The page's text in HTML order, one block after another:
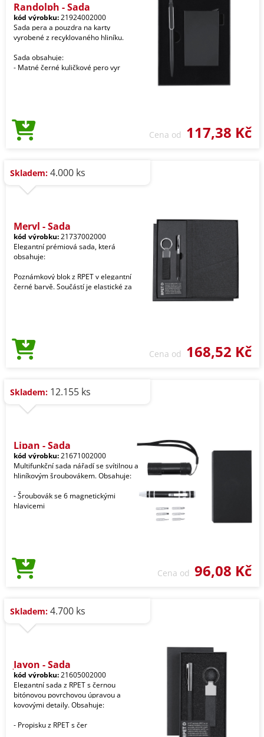
Randolph - Sada
kód výrobku:21924002000
Sada pera a pouzdra na karty
vyrobené z recyklovaného hliníku.
Sada obsahuje:
- Matné černé kuličkové pero vyr
Cena od 117,38 Kč
Skladem: 4.000 ks
Meryl - Sada
kód výrobku:21737002000
Elegantní prémiová sada, která
obsahuje:
Poznámkový blok z RPET v elegantní
černé barvě. Součástí je elastické za
Cena od 168,52 Kč
Skladem: 12.155 ks
Lipan - Sada
kód výrobku:21671002000
Multifunkční sada nářadí se svítilnou a
hliníkovým šroubovákem. Obsahuje:
- Šroubovák se 6 magnetickými
hlavicemi
Cena od 96,08 Kč
Skladem: 4.700 ks
Jayon - Sada
kód výrobku:21605002000
Elegantní sada z RPET s černou
bitónovou povrchovou úpravou a
kovovými detaily. Obsahuje:
- Propisku z RPET s čer